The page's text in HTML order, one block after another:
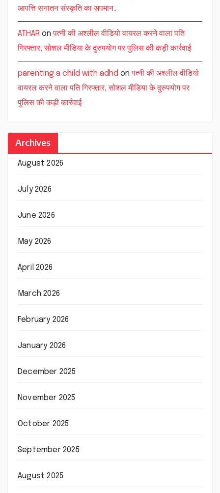
आपत्ति सनातन संस्कृति का अपमान..
ATHAR onपत्नी की अश्लील वीडियो वायरल करने वाला पति
गिरफ्तार, सोशल मीडिया के दुरुपयोग पर पुलिस की कड़ी कार्रवाई
parenting a child with adhd onपत्नी की अश्लील वीडियो
वायरल करने वाला पति गिरफ्तार, सोशल मीडिया के दुरुपयोग पर
पुलिस की कड़ी कार्रवाई
Archives
August 2026
July 2026
June 2026
May 2026
April 2026
March 2026
February 2026
January 2026
December 2025
November 2025
October 2025
September 2025
August 2025